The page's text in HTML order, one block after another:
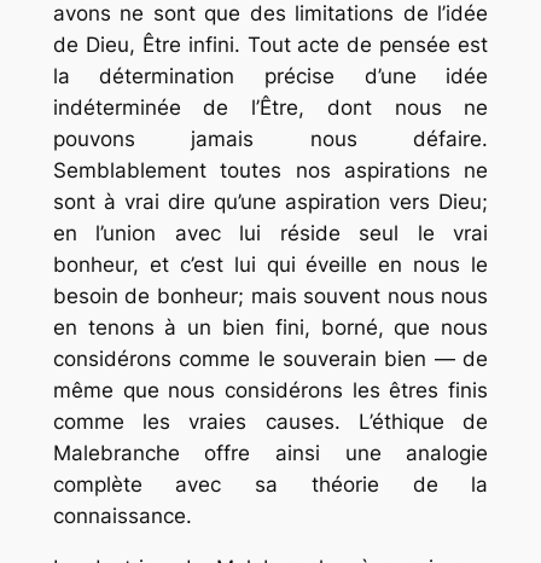
avons ne sont que des limitations de l’idée
de Dieu, Être infini. Tout acte de pensée est
la détermination précise d’une idée
indéterminée de l’Être, dont nous ne
pouvons jamais nous défaire.
Semblablement toutes nos aspirations ne
sont à vrai dire qu’une aspiration vers Dieu;
en l’union avec lui réside seul le vrai
bonheur, et c’est lui qui éveille en nous le
besoin de bonheur; mais souvent nous nous
en tenons à un bien fini, borné, que nous
considérons comme le souverain bien — de
même que nous considérons les êtres finis
comme les vraies causes. L’éthique de
Malebranche offre ainsi une analogie
complète avec sa théorie de la
connaissance.